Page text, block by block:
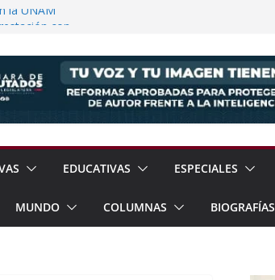
la UNAM
en Baja
EDUCATIVAS ESPECIALES
MUNDO COLUMNAS BIOGRAFÍAS